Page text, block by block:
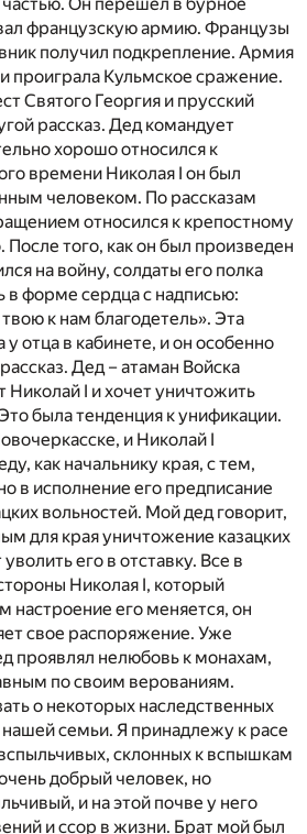
французскую армию. Французы
получил подкрепление. Армия
проиграла Кульмское сражение.
Святого Георгия и прусский
рассказ. Дед командует
хорошо относился к
времени Николая I он был
человеком. По рассказам
относился к крепостному
После того, как он был произведен
на войну, солдаты его полка
в форме сердца с надписью:
к нам благодетель». Эта
у отца в кабинете, и он особенно
Дед – атаман Войска
I и хочет уничтожить
была тенденция к унификации.
и Николай I
как начальнику края, с тем,
в исполнение его предписание
вольностей. Мой дед говорит,
для края уничтожение казацких
его в отставку. Все в
Николая I, который
настроение его меняется, он
свое распоряжение. Уже
проявлял нелюбовь к монахам,
по своим верованиям.
о некоторых наследственных
нашей семьи. Я принадлежу к расе
склонных к вспышкам
добрый человек, но
и на этой почве у него
и ссор в жизни. Брат мой был